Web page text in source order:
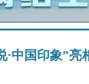
中国印象”亮